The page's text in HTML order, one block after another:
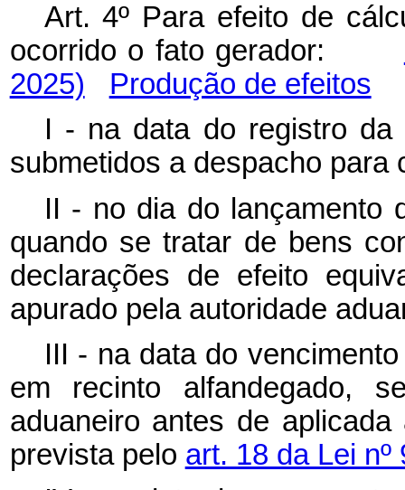
Art. 4º Para efeito de
ocorrido o fato gerador:
2025)
Produção de efeitos
I - na data do registro da
submetidos a despacho para
II - no dia do lançamento
quando se tratar de bens
declarações de efeito
apurado pela autoridade
III - na data do
em recinto alfandegado,
aduaneiro antes de
prevista pelo art. 18 da Lei